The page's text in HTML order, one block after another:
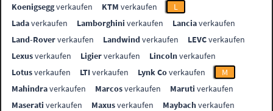
Koenigseggverkaufen KTM verkaufen
L
Ladaverkaufen Lamborghini verkaufen Lanciaverkaufen
Land-Roververkaufen Landwindverkaufen LEVCverkaufen
Lexusverkaufen Ligierverkaufen Lincolnverkaufen
Lotusverkaufen LTIverkaufen Lynk Coverkaufen
M
Mahindraverkaufen Marcosverkaufen Maruti verkaufen
Maserati verkaufen Maxusverkaufen Maybachverkaufen